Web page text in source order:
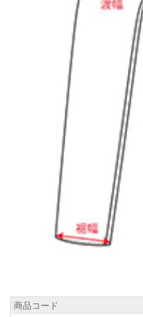
商品コード